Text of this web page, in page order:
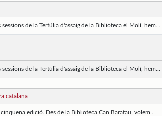
de la Tertúlia d'assaig de la Biblioteca el Molí, hem...
de la Tertúlia d'assaig de la Biblioteca el Molí, hem...
catalana
edició. Des de la Biblioteca Can Baratau, volem...